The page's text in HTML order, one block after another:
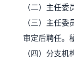
（二）主任
（三）主任
审定后聘任。
（四）分支